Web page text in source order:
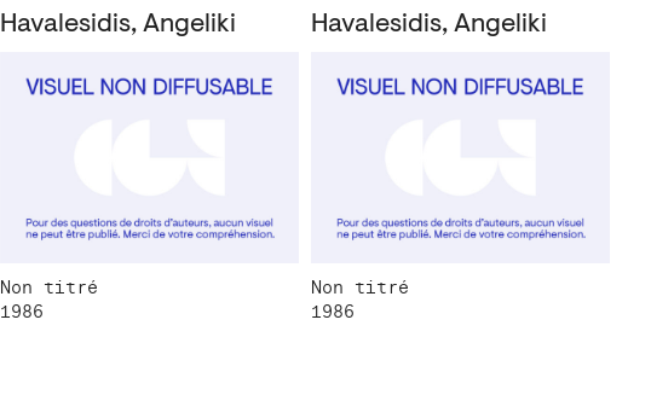
Havalesidis, Angeliki
Non titré
1986
Havalesidis, Angeliki
Non titré
1986